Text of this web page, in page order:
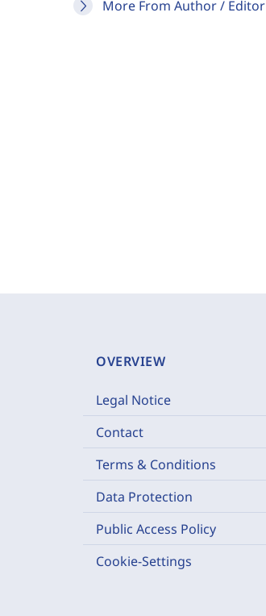
More From Author / Editor
OVERVIEW
Legal Notice
Contact
Terms & Conditions
Data Protection
Public Access Policy
Cookie-Settings